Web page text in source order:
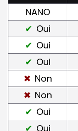
NANO
Oui
Oui
Oui
Non
Non
Oui
Oui